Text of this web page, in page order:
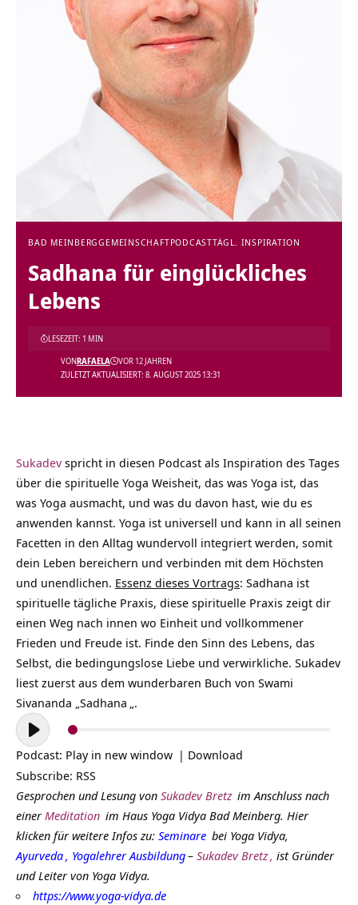
BAD MEINBERGGEMEINSCHAFTPODCASTTÄGL. INSPIRATION
Sadhana für einglückliches
Lebens
ZULETZT AKTUALISIERT: 8. AUGUST 2025 13:31
VONRAFAELA VOR 12 JAHREN
LESEZEIT: 1 MIN
Sukadev spricht in diesen Podcast als Inspiration des Tages
über die spirituelle Yoga Weisheit, das was Yoga ist, das
was Yoga ausmacht, und was du davon hast, wie du es
anwenden kannst. Yoga ist universell und kann in all seinen
Facetten in den Alltag wundervoll integriert werden, somit
dein Leben bereichern und verbinden mit dem Höchsten
und unendlichen. Essenz dieses Vortrags: Sadhana ist
spirituelle tägliche Praxis, diese spirituelle Praxis zeigt dir
einen Weg nach innen wo Einheit und vollkommener
Frieden und Freude ist. Finde den Sinn des Lebens, das
Selbst, die bedingungslose Liebe und verwirkliche. Sukadev
liest zuerst aus dem wunderbaren Buch von Swami
Sivananda „Sadhana „.
Audio-
Player
Podcast: Play in new window | Download
Subscribe: RSS
Gesprochen und Lesung von Sukadev Bretz im Anschluss nach
einerMeditation im Haus Yoga Vidya Bad Meinberg. Hier
klicken für weitere Infos zu: Seminare bei Yoga Vidya,
Ayurveda, Yogalehrer Ausbildung– Sukadev Bretz, ist Gründer
und Leiter von Yoga Vidya.
https://www.yoga-vidya.de